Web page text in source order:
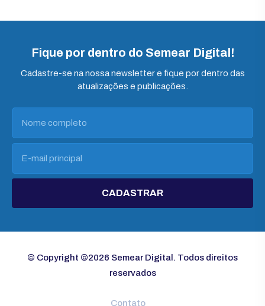
Fique por dentro do Semear Digital!
Cadastre-se na nossa newsletter e fique por dentro das
atualizações e publicações.
CADASTRAR
© Copyright ©2026 Semear Digital. Todos direitos
reservados
Contato